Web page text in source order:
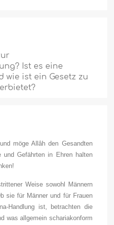
Ist es eine
wie ist ein Gesetz zu
möge Allâh den Gesandten
Gefährten in Ehren halten
Weise sowohl Männern
sie für Männer und für Frauen
Handlung ist, betrachten die
was allgemein schariakonform